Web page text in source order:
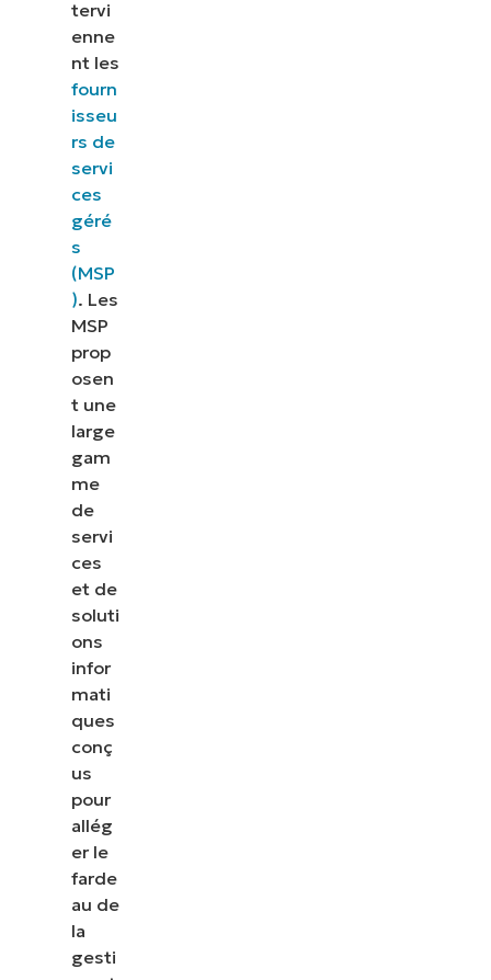
tervi
enne
nt les
fourn
isseu
rs de
servi
ces
géré
s
(MSP
). Les
MSP
prop
osen
t une
large
gam
me
de
servi
ces
et de
soluti
ons
infor
mati
ques
conç
us
pour
allég
er le
farde
au de
la
gesti